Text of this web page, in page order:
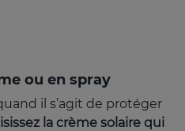
ou en spray
il s’agit de protéger
la crème solaire qui